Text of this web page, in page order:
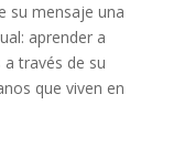
su mensaje una
aprender a
través de su
que viven en